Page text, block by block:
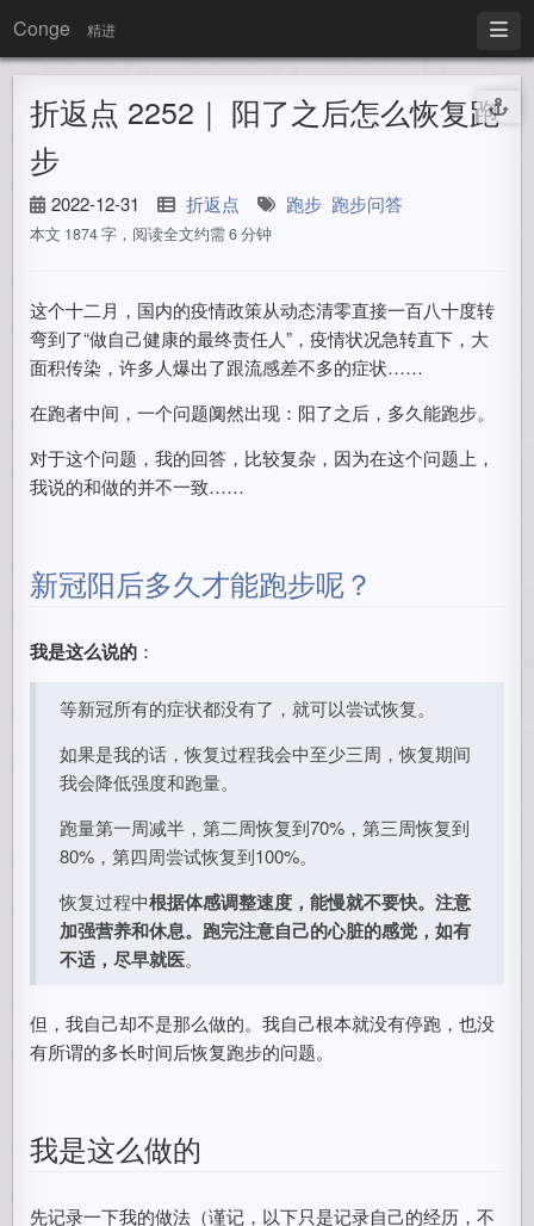
Conge 精进
折返点 2252｜ 阳了之后怎么恢复跑
步
2022-12-31 折返点 跑步 跑步问答
本文 1874 字，阅读全文约需 6 分钟
这个十二月，国内的疫情政策从动态清零直接一百八十度转
弯到了“做自己健康的最终责任人”，疫情状况急转直下，大
面积传染，许多人爆出了跟流感差不多的症状……
在跑者中间，一个问题阒然出现：阳了之后，多久能跑步。
对于这个问题，我的回答，比较复杂，因为在这个问题上，
我说的和做的并不一致……
新冠阳后多久才能跑步呢？
我是这么说的 ：
等新冠所有的症状都没有了，就可以尝试恢复。
如果是我的话，恢复过程我会中至少三周，恢复期间
我会降低强度和跑量。
跑量第一周减半，第二周恢复到70%，第三周恢复到
80%，第四周尝试恢复到100%。
恢复过程中根据体感调整速度，能慢就不要快。注意
加强营养和休息。跑完注意自己的心脏的感觉，如有
不适，尽早就医。
但，我自己却不是那么做的。我自己根本就没有停跑，也没
有所谓的多长时间后恢复跑步的问题。
我是这么做的
先记录一下我的做法（谨记，以下只是记录自己的经历，不